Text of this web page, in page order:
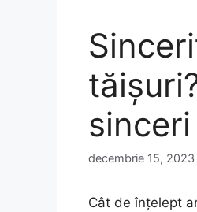
decembrie 15, 2023
Cât de înțelept